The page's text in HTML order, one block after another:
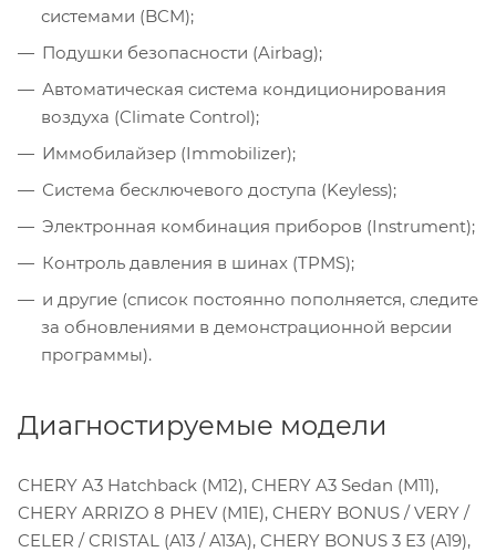
системами (BCM);
Подушки безопасности (Airbag);
Автоматическая система кондиционирования
воздуха (Climate Control);
Иммобилайзер (Immobilizer);
Система бесключевого доступа (Keyless);
Электронная комбинация приборов (Instrument);
Контроль давления в шинах (TPMS);
и другие (список постоянно пополняется, следите
за обновлениями в демонстрационной версии
программы).
Диагностируемые модели
CHERY A3 Hatchback (M12), CHERY A3 Sedan (M11),
CHERY ARRIZO 8 PHEV (M1E), CHERY BONUS / VERY /
CELER / CRISTAL (A13 / A13A), CHERY BONUS 3 E3 (A19),